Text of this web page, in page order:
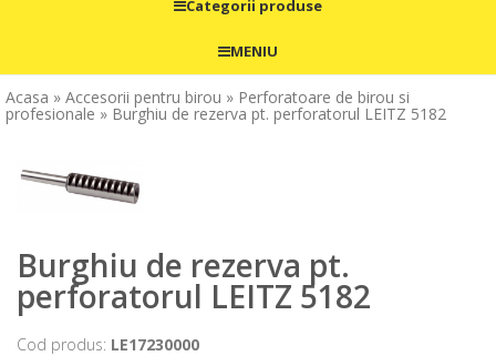
Categorii produse
MENIU
Acasa » Accesorii pentru birou » Perforatoare de birou si
profesionale » Burghiu de rezerva pt. perforatorul LEITZ 5182
Burghiu de rezerva pt.
perforatorul LEITZ 5182
Cod produs: LE17230000